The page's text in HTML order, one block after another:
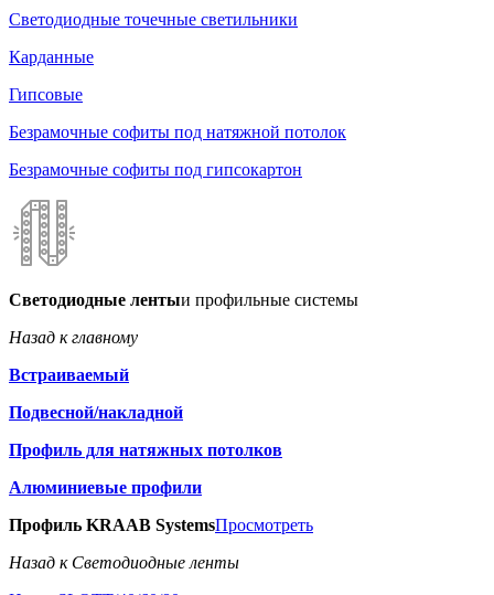
Светодиодные точечные светильники
Карданные
Гипсовые
Безрамочные софиты под натяжной потолок
Безрамочные софиты под гипсокартон
Светодиодные лентыи профильные системы
Назад к главному
Встраиваемый
Подвесной/накладной
Профиль для натяжных потолков
Алюминиевые профили
Профиль KRAAB SystemsПросмотреть
Назад к Светодиодные ленты